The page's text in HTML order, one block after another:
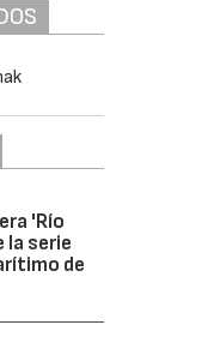
'Río
la serie
de